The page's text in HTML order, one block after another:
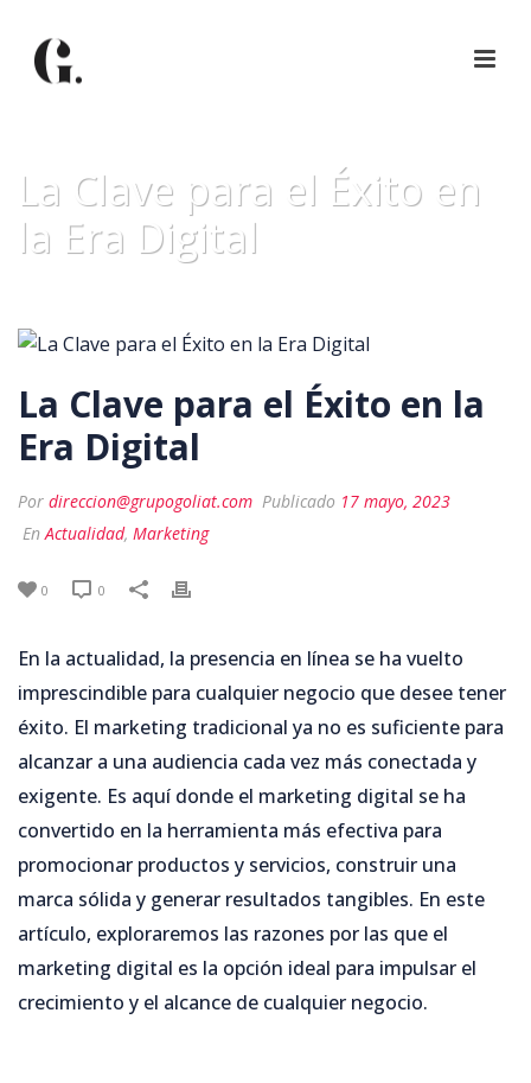
La Clave para el Éxito en
la Era Digital
La Clave para el Éxito en la
Era Digital
Por direccion@grupogoliat.com Publicado 17 mayo, 2023
En Actualidad, Marketing
0 0
En la actualidad, la presencia en línea se ha vuelto
imprescindible para cualquier negocio que desee tener
éxito. El marketing tradicional ya no es suficiente para
alcanzar a una audiencia cada vez más conectada y
exigente. Es aquí donde el marketing digital se ha
convertido en la herramienta más efectiva para
promocionar productos y servicios, construir una
marca sólida y generar resultados tangibles. En este
artículo, exploraremos las razones por las que el
marketing digital es la opción ideal para impulsar el
crecimiento y el alcance de cualquier negocio.